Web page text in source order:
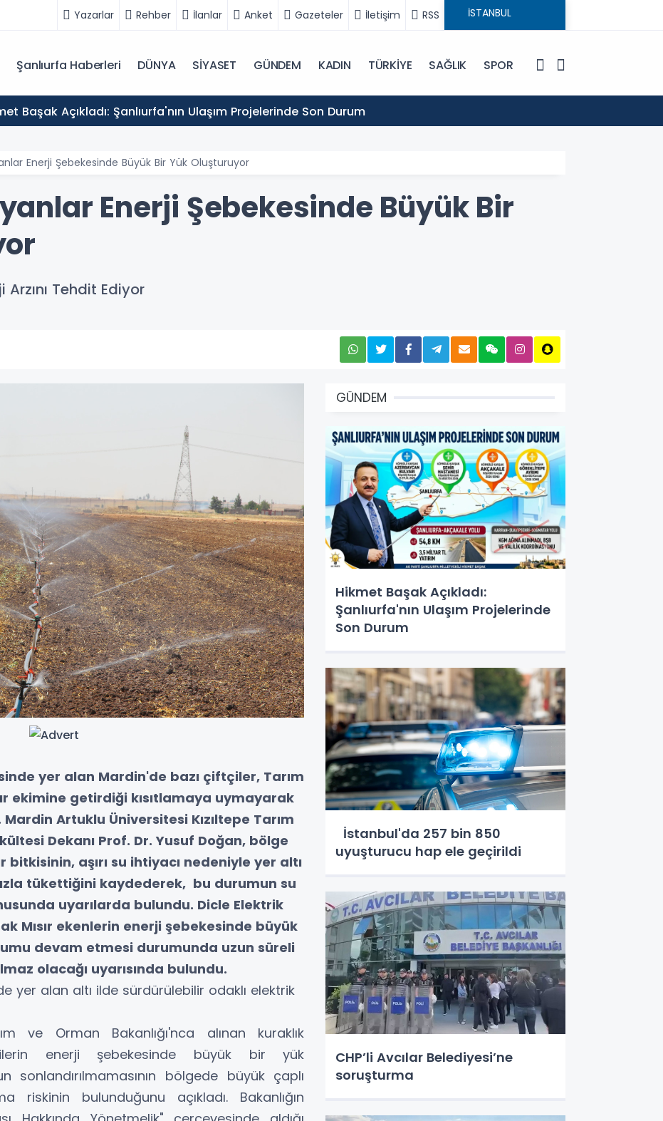
Yazarlar Rehber İlanlar Anket Gazeteler İletişim RSS
Şanlıurfa Haberleri DÜNYA SİYASET GÜNDEM KADIN TÜRKİYE SAĞLIK SPOR
Başak Açıkladı: Şanlıurfa'nın Ulaşım Projelerinde Son Durum
Enerji Şebekesinde Büyük Bir Yük Oluşturuyor
Enerji Şebekesinde Büyük Bir
Arzını Tehdit Ediyor
yer alan Mardin'de bazı çiftçiler, Tarım
ekimine getirdiği kısıtlamaya uymayarak
Artuklu Üniversitesi Kızıltepe Tarım
Dekanı Prof. Dr. Yusuf Doğan, bölge
bitkisinin, aşırı su ihtiyacı nedeniyle yer altı
tükettiğini kaydederek, bu durumun su
uyarılarda bulundu. Dicle Elektrik
Mısır ekenlerin enerji şebekesinde büyük
devam etmesi durumunda uzun süreli
olacağı uyarısında bulundu.
yer alan altı ilde sürdürülebilir odaklı elektrik
ve Orman Bakanlığı'nca alınan kuraklık
enerji şebekesinde büyük bir yük
bölgede büyük çaplı
bulunduğunu açıkladı. Bakanlığın
GÜNDEM
Hikmet Başak Açıkladı:
Şanlıurfa'nın Ulaşım Projelerinde
Son Durum
İstanbul'da 257 bin 850
uyuşturucu hap ele geçirildi
CHP’li Avcılar Belediyesi’ne
soruşturma